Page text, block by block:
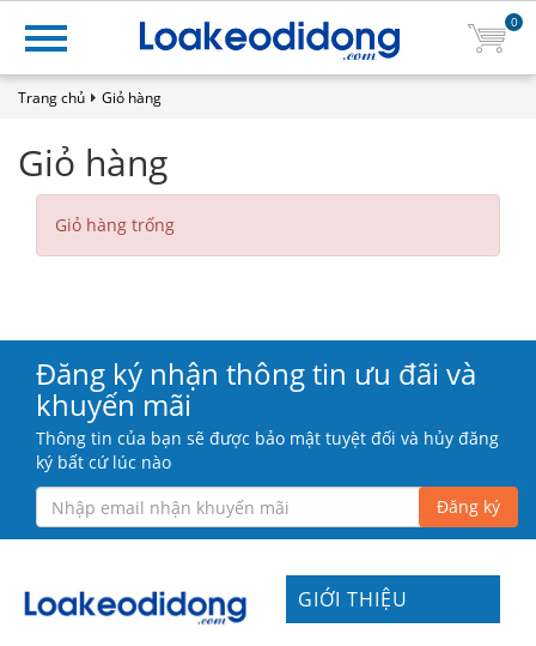
0
Trang chủ Giỏ hàng
Giỏ hàng
Giỏ hàng trống
Đăng ký nhận thông tin ưu đãi và
khuyến mãi
Thông tin của bạn sẽ được bảo mật tuyệt đối và hủy đăng
ký bất cứ lúc nào
Đăng ký
GIỚI THIỆU